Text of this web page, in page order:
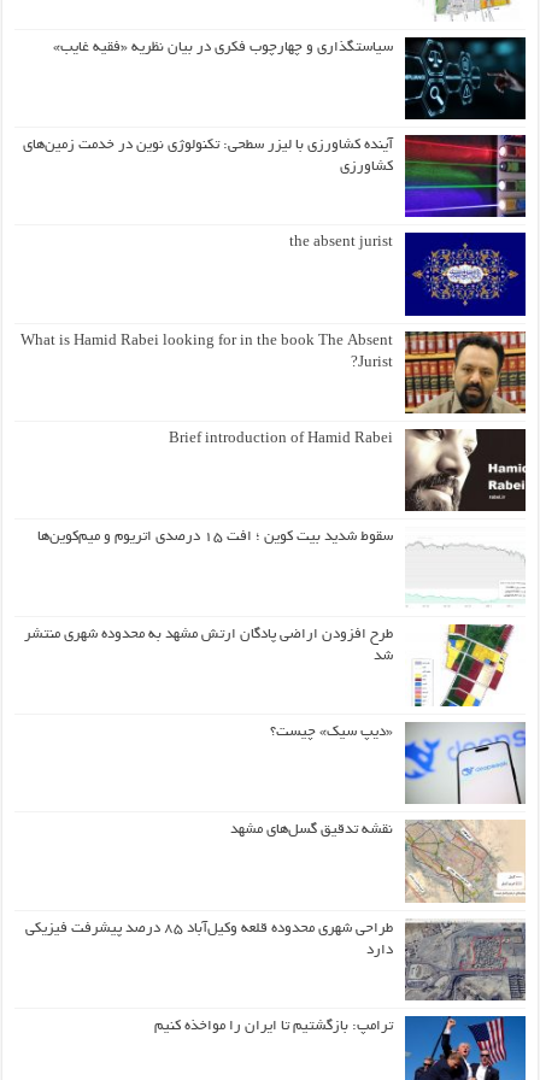
سیاستگذاری و چهارچوب فکری در بیان نظریه «فقیه غایب»
آینده کشاورزی با لیزر سطحی: تکنولوژی نوین در خدمت زمین‌های
کشاورزی
the absent jurist
What is Hamid Rabei looking for in the book The Absent
Jurist?
Brief introduction of Hamid Rabei
سقوط شدید بیت کوین ؛ افت ۱۵ درصدی اتریوم و میم‌کوین‌ها
طرح افزودن اراضی پادگان ارتش مشهد به محدوده شهری منتشر
شد
«دیپ سیک» چیست؟
نقشه تدقیق گسل‌های مشهد
طراحی شهری محدوده قلعه وکیل‌آباد ۸۵ درصد پیشرفت فیزیکی
دارد
ترامپ: بازگشتیم تا ایران را مواخذه کنیم